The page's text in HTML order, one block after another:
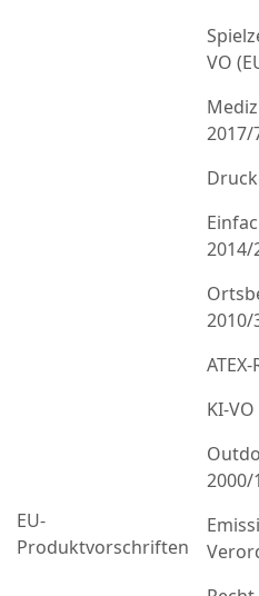
EU-
Produktvorschriften
VO
2017/
2014/
2010/
KI-
2000/